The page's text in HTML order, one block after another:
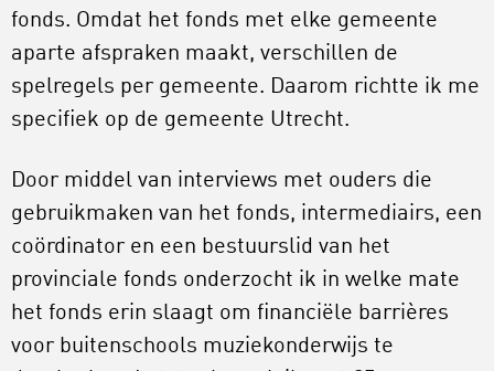
fonds. Omdat het fonds met elke gemeente
aparte afspraken maakt, verschillen de
spelregels per gemeente. Daarom richtte ik me
specifiek op de gemeente Utrecht.
Door middel van interviews met ouders die
gebruikmaken van het fonds, intermediairs, een
coördinator en een bestuurslid van het
provinciale fonds onderzocht ik in welke mate
het fonds erin slaagt om financiële barrières
voor buitenschools muziekonderwijs te